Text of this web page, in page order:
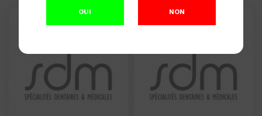
OUI NON